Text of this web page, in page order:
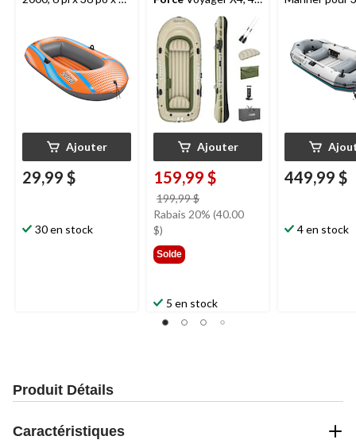
Ajouter
29,99 $
30 en stock
personnes, kaki
Ajouter
159,99 $
199,99 $
était
Rabais 20% (40.00
$)
Solde
5 en stock
transport, gris
449,99 $
4 en stock
Produit Détails
Caractéristiques